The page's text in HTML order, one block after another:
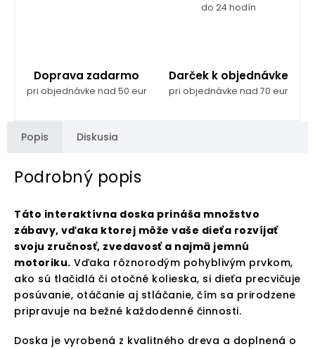
do 24 hodín
Doprava zadarmo
pri objednávke nad 50 eur
Darček k objednávke
pri objednávke nad 70 eur
Popis Diskusia
Podrobný popis
Táto interaktívna doska prináša množstvo
zábavy, vďaka ktorej môže vaše dieťa rozvíjať
svoju zručnosť, zvedavosť a najmä jemnú
motoriku. Vďaka rôznorodým pohyblivým prvkom,
ako sú tlačidlá či otočné kolieska, si dieťa precvičuje
posúvanie, otáčanie aj stláčanie, čím sa prirodzene
pripravuje na bežné každodenné činnosti.
Doska je vyrobená z kvalitného dreva a doplnená o